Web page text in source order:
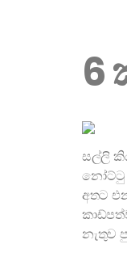
6
සල්ලි
නෝට්ටු
අතට
නැතුව